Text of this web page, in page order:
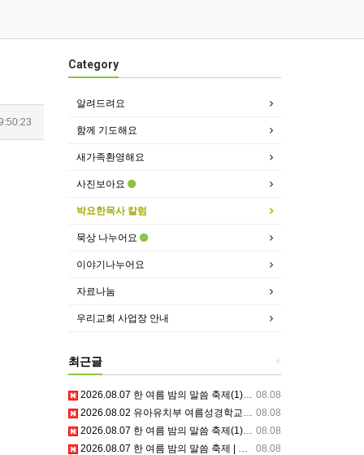
Category
알려드려요
함께 기도해요
새가족환영해요
사진보아요
박요한목사 칼럼
묵상 나누어요
이야기나누어요
자료나눔
우리교회 사업장 안내
+
최근글
08.08
2026.08.07 한 여름 밤의 말씀 축제(1) | 믿음교구 특송
08.08
2026.08.02 유아유치부 여름성경학교 3일차
08.08
2026.08.07 한 여름 밤의 말씀 축제(1) | 믿음교구 스케치
08.08
2026.08.07 한 여름 밤의 말씀 축제 | 주의 거룩한 이름을 위하여 기도합시다